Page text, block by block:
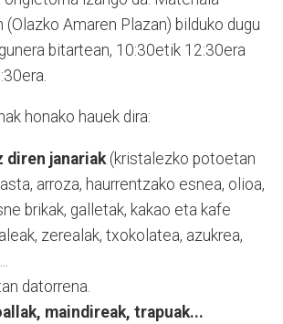
(Olazko Amaren Plazan) bilduko dugu
bitartean, 10:30etik 12:30era
honako hauek dira:
diren janariak(kristalezko potoetan
arroza, haurrentzako esnea, olioa,
brikak, galletak, kakao eta kafe
zerealak, txokolatea, azukrea,
datorrena.
maindireak, trapuak...